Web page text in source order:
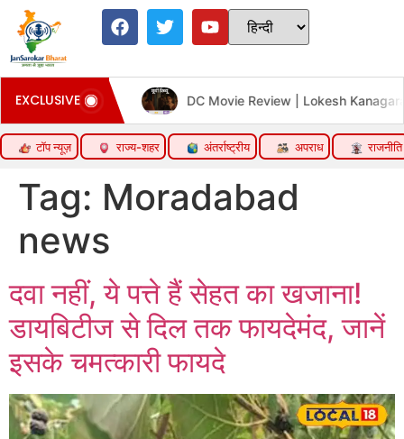
EXCLUSIVE
DC Movie Review | Lokesh Kanagaraj Acting Performance
टॉप न्यूज़ राज्य-शहर अंतर्राष्ट्रीय अपराध राजनीति
Tag: Moradabad
news
दवा नहीं, ये पत्ते हैं सेहत का खजाना!
डायबिटीज से दिल तक फायदेमंद, जानें
इसके चमत्कारी फायदे